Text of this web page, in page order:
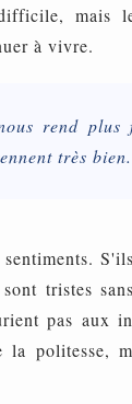
mais
à vivre.
rend plus
très bien.
sentiments.
tristes
pas aux
la politesse,